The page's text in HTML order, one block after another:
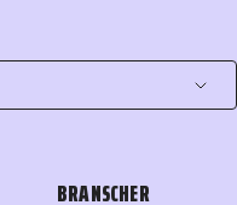
BRANSCHER